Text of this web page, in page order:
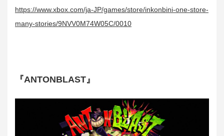
https://www.xbox.com/ja-JP/games/store/inkonbini-one-store-
many-stories/9NVV0M74W05C/0010
『ANTONBLAST』